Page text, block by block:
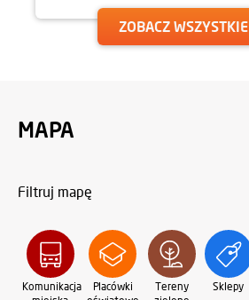
ZOBACZ WSZYSTKIE
MAPA
Filtruj mapę
Komunikacja
Placówki
Tereny
Sklepy